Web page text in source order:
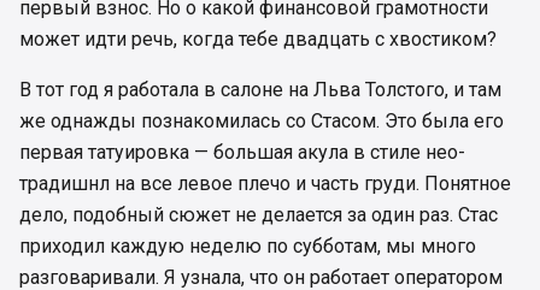
первый взнос. Но о какой финансовой грамотности
может идти речь, когда тебе двадцать с хвостиком?
В тот год я работала в салоне на Льва Толстого, и там
же однажды познакомилась со Стасом. Это была его
первая татуировка — большая акула в стиле нео-
традишнл на все левое плечо и часть груди. Понятное
дело, подобный сюжет не делается за один раз. Стас
приходил каждую неделю по субботам, мы много
разговаривали. Я узнала, что он работает оператором